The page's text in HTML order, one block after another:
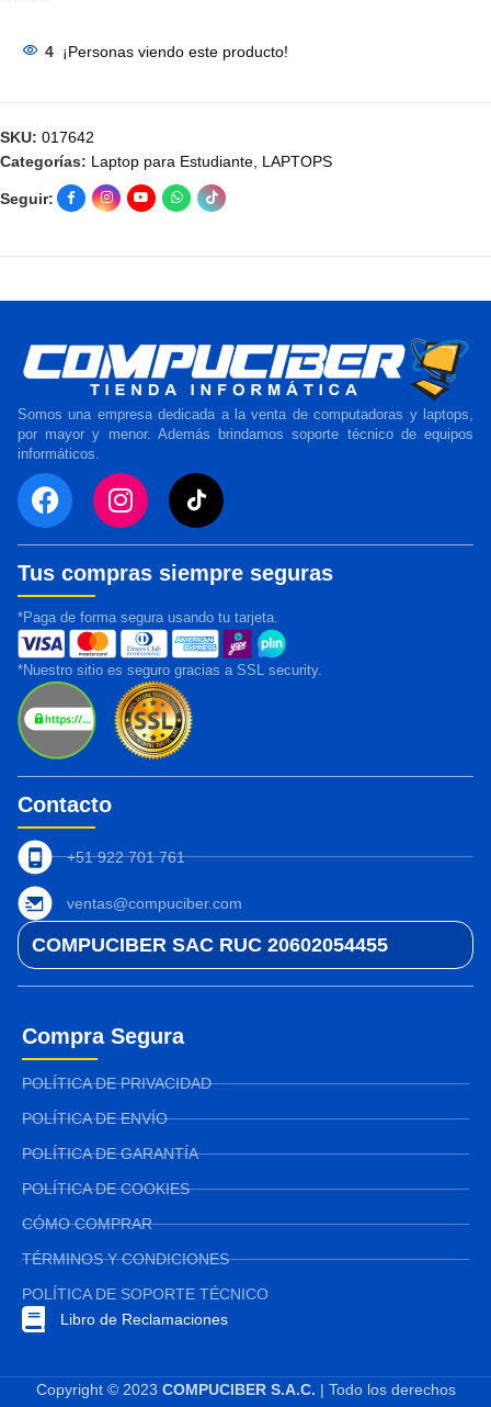
4 ¡Personas viendo este producto!
SKU: 017642
Categorías: Laptop para Estudiante, LAPTOPS
Seguir:
Somos una empresa dedicada a la venta de computadoras y laptops,
por mayor y menor. Además brindamos soporte técnico de equipos
informáticos.
Tus compras siempre seguras
*Paga de forma segura usando tu tarjeta.
*Nuestro sitio es seguro gracias a SSL security.
Contacto
+51 922 701 761
ventas@compuciber.com
COMPUCIBER SAC RUC 20602054455
Compra Segura
POLÍTICA DE PRIVACIDAD
POLÍTICA DE ENVÍO
POLÍTICA DE GARANTÍA
POLÍTICA DE COOKIES
CÓMO COMPRAR
TÉRMINOS Y CONDICIONES
POLÍTICA DE SOPORTE TÉCNICO
Libro de Reclamaciones
Copyright © 2023 COMPUCIBER S.A.C. | Todo los derechos